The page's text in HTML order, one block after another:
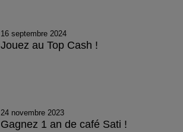
16 septembre 2024
Jouez au Top Cash !
24 novembre 2023
Gagnez 1 an de café Sati !